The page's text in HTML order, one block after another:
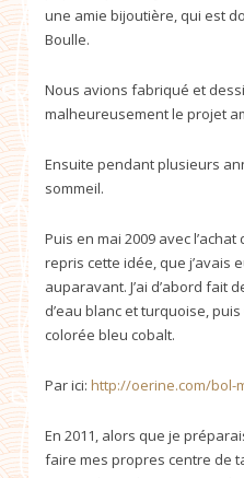
une amie bijoutière, qui est
Boulle.
Nous avions fabriqué et
malheureusement le projet
Ensuite pendant plusieurs
sommeil.
Puis en mai 2009 avec
repris cette idée, que j’avais
auparavant. J’ai d’abord fait
d’eau blanc et turquoise,
colorée bleu cobalt.
Par ici: http://oerine.com/bol-
En 2011, alors que je
faire mes propres centre de